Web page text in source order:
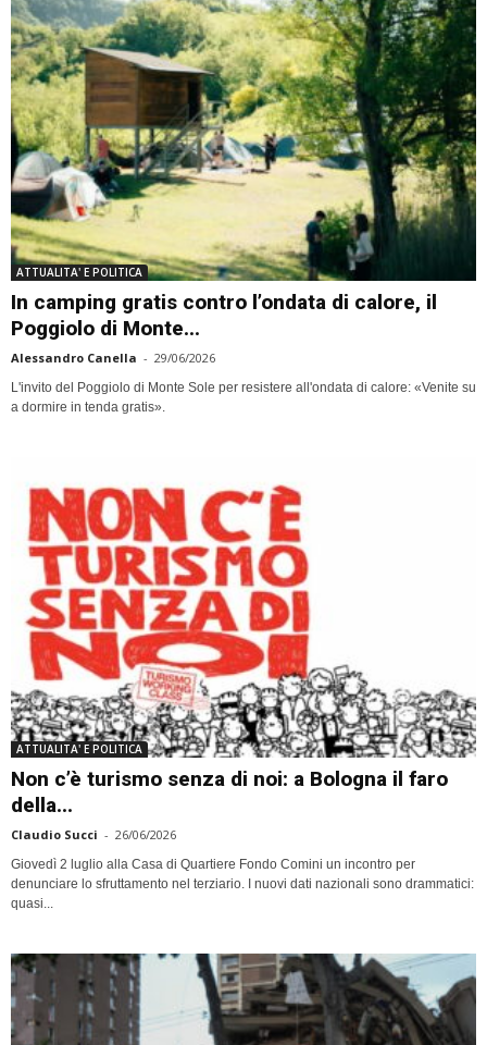
ATTUALITA' E POLITICA
In camping gratis contro l’ondata di calore, il
Poggiolo di Monte...
Alessandro Canella - 29/06/2026
L'invito del Poggiolo di Monte Sole per resistere all'ondata di calore: «Venite su
a dormire in tenda gratis».
ATTUALITA' E POLITICA
Non c’è turismo senza di noi: a Bologna il faro
della...
Claudio Succi - 26/06/2026
Giovedì 2 luglio alla Casa di Quartiere Fondo Comini un incontro per
denunciare lo sfruttamento nel terziario. I nuovi dati nazionali sono drammatici:
quasi...